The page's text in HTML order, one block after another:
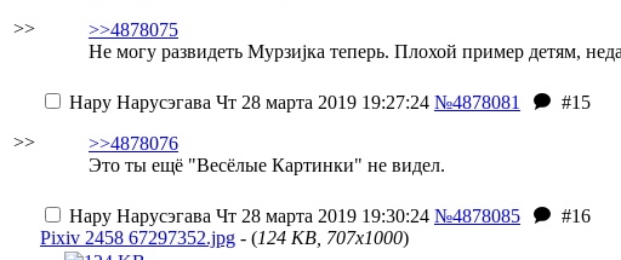
>>
>>4878075
Не могу развидеть Мурзиjка теперь. Плохой пример детям,
>>
Нару Нарусэгава Чт 28 марта 2019 19:27:24 №4878081
#15
>>4878076
Это ты ещё "Весёлые Картинки" не видел.
Нару Нарусэгава Чт 28 марта 2019 19:30:24 №4878085
#16
Pixiv 2458 67297352.jpg - (124 KB, 707x1000)